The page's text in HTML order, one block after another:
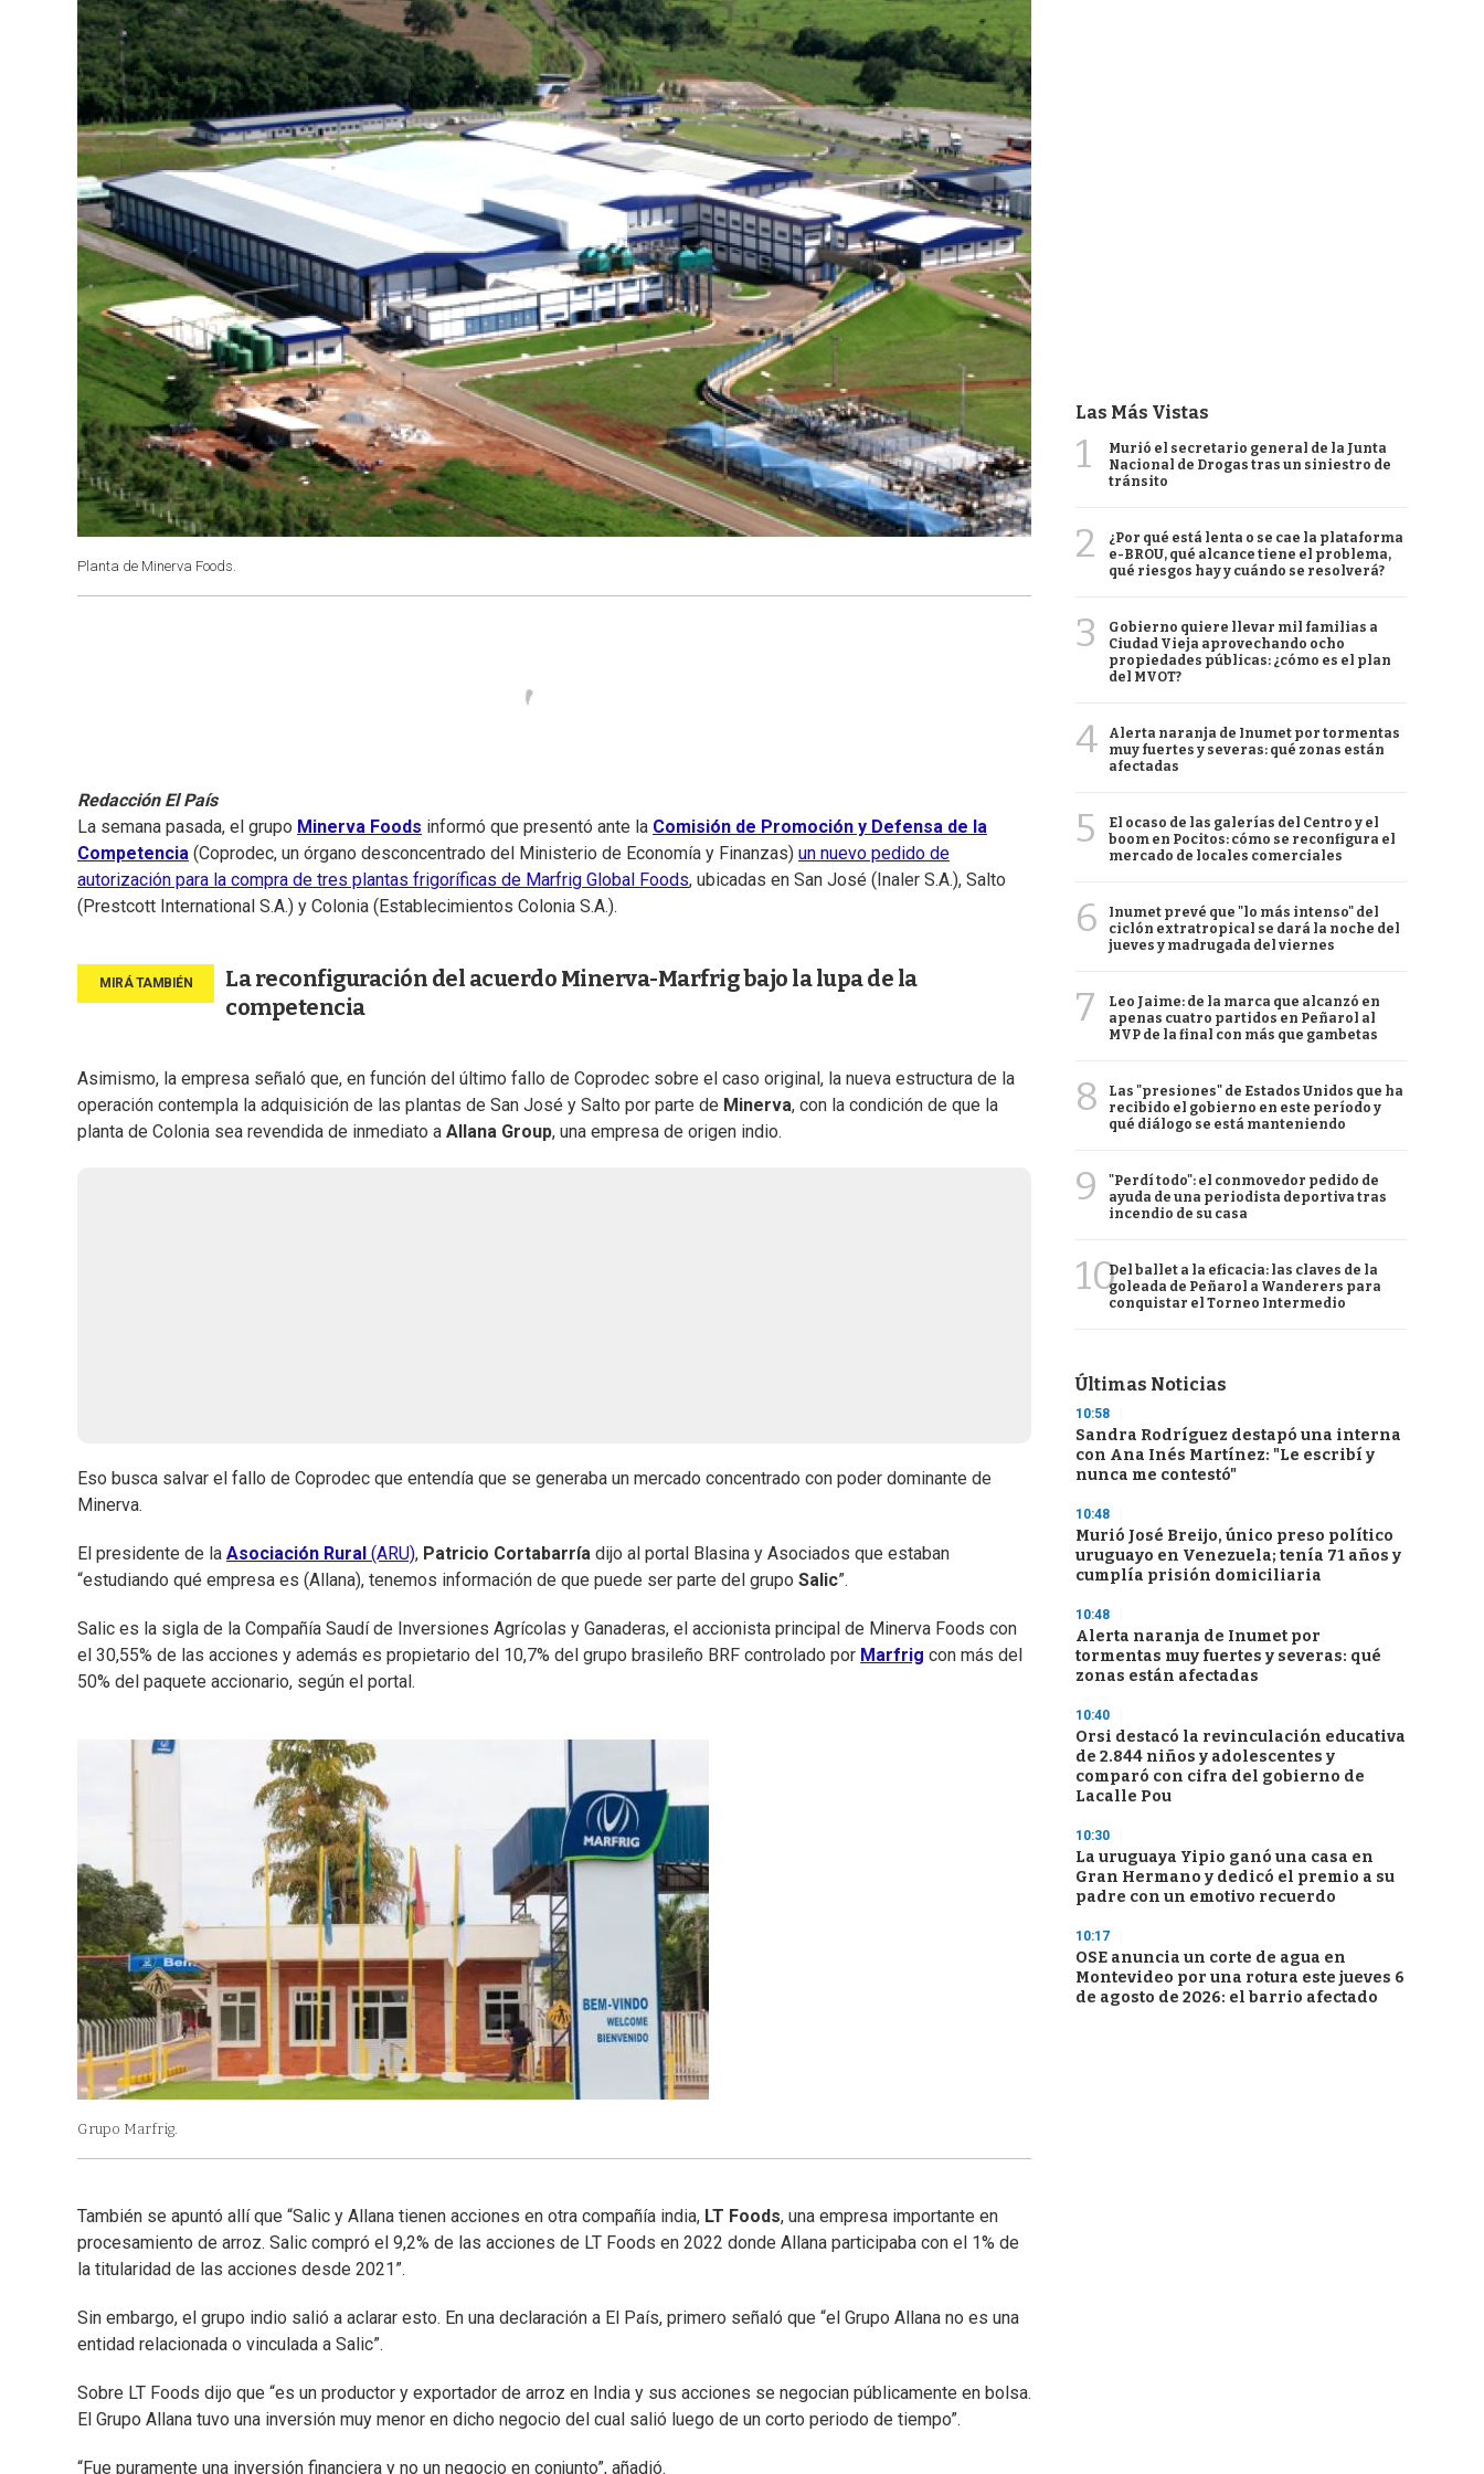
Planta de Minerva Foods.
Redacción El País
La semana pasada, el grupo Minerva Foods informó que presentó ante la Comisión de Promoción y Defensa de la
Competencia (Coprodec, un órgano desconcentrado del Ministerio de Economía y Finanzas) un nuevo pedido de
autorización para la compra de tres plantas frigoríficas de Marfrig Global Foods, ubicadas en San José (Inaler S.A.), Salto
(Prestcott International S.A.) y Colonia (Establecimientos Colonia S.A.).
La reconfiguración del acuerdo Minerva-Marfrig bajo la lupa de la
competencia
Asimismo, la empresa señaló que, en función del último fallo de Coprodec sobre el caso original, la nueva estructura de la
operación contempla la adquisición de las plantas de San José y Salto por parte de Minerva, con la condición de que la
planta de Colonia sea revendida de inmediato a Allana Group, una empresa de origen indio.
Eso busca salvar el fallo de Coprodec que entendía que se generaba un mercado concentrado con poder dominante de
Minerva.
El presidente de la Asociación Rural (ARU), Patricio Cortabarría dijo al portal Blasina y Asociados que estaban
“estudiando qué empresa es (Allana), tenemos información de que puede ser parte del grupo Salic”.
Salic es la sigla de la Compañía Saudí de Inversiones Agrícolas y Ganaderas, el accionista principal de Minerva Foods con
el 30,55% de las acciones y además es propietario del 10,7% del grupo brasileño BRF controlado por Marfrig con más del
50% del paquete accionario, según el portal.
Grupo Marfrig.
También se apuntó allí que “Salic y Allana tienen acciones en otra compañía india, LT Foods, una empresa importante en
procesamiento de arroz. Salic compró el 9,2% de las acciones de LT Foods en 2022 donde Allana participaba con el 1% de
la titularidad de las acciones desde 2021”.
Sin embargo, el grupo indio salió a aclarar esto. En una declaración a El País, primero señaló que “el Grupo Allana no es una
entidad relacionada o vinculada a Salic”.
Sobre LT Foods dijo que “es un productor y exportador de arroz en India y sus acciones se negocian públicamente en bolsa.
El Grupo Allana tuvo una inversión muy menor en dicho negocio del cual salió luego de un corto periodo de tiempo”.
“Fue puramente una inversión financiera y no un negocio en conjunto”, añadió.
Las Más Vistas
1
Murió el secretario general de la Junta
Nacional de Drogas tras un siniestro de
tránsito
2
¿Por qué está lenta o se cae la plataforma
e-BROU, qué alcance tiene el problema,
qué riesgos hay y cuándo se resolverá?
3
Gobierno quiere llevar mil familias a
Ciudad Vieja aprovechando ocho
propiedades públicas: ¿cómo es el plan
del MVOT?
4
Alerta naranja de Inumet por tormentas
muy fuertes y severas: qué zonas están
afectadas
5
El ocaso de las galerías del Centro y el
boom en Pocitos: cómo se reconfigura el
mercado de locales comerciales
6
Inumet prevé que "lo más intenso" del
ciclón extratropical se dará la noche del
jueves y madrugada del viernes
7
Leo Jaime: de la marca que alcanzó en
apenas cuatro partidos en Peñarol al
MVP de la final con más que gambetas
8
Las "presiones" de Estados Unidos que ha
recibido el gobierno en este período y
qué diálogo se está manteniendo
9
"Perdí todo": el conmovedor pedido de
ayuda de una periodista deportiva tras
incendio de su casa
10Del ballet a la eficacia: las claves de la
goleada de Peñarol a Wanderers para
conquistar el Torneo Intermedio
Últimas Noticias
10:58
Sandra Rodríguez destapó una interna
con Ana Inés Martínez: "Le escribí y
nunca me contestó"
10:48
Murió José Breijo, único preso político
uruguayo en Venezuela; tenía 71 años y
cumplía prisión domiciliaria
10:48
Alerta naranja de Inumet por
tormentas muy fuertes y severas: qué
zonas están afectadas
10:40
Orsi destacó la revinculación educativa
de 2.844 niños y adolescentes y
comparó con cifra del gobierno de
Lacalle Pou
10:30
La uruguaya Yipio ganó una casa en
Gran Hermano y dedicó el premio a su
padre con un emotivo recuerdo
10:17
OSE anuncia un corte de agua en
Montevideo por una rotura este jueves 6
de agosto de 2026: el barrio afectado